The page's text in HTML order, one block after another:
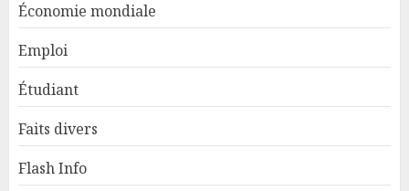
Économie mondiale
Emploi
Étudiant
Faits divers
Flash Info